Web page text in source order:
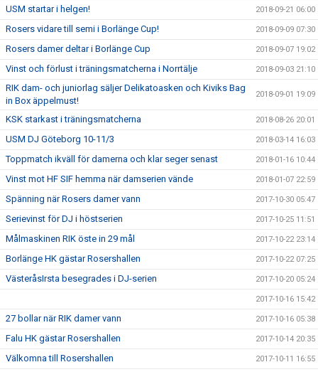
USM startar i helgen! 2018-09-21 06:00
Rosers vidare till semi i Borlänge Cup! 2018-09-09 07:30
Rosers damer deltar i Borlänge Cup 2018-09-07 19:02
Vinst och förlust i träningsmatcherna i Norrtälje 2018-09-03 21:10
RIK dam- och juniorlag säljer Delikatoasken och Kiviks Bag
in Box äppelmust!
2018-09-01 19:09
KSK starkast i träningsmatcherna 2018-08-26 20:01
USM DJ Göteborg 10-11/3 2018-03-14 16:03
Toppmatch ikväll för damerna och klar seger senast 2018-01-16 10:44
Vinst mot HF SIF hemma när damserien vände 2018-01-07 22:59
Spänning när Rosers damer vann 2017-10-30 05:47
Serievinst för DJ i höstserien 2017-10-25 11:51
Målmaskinen RIK öste in 29 mål 2017-10-22 23:14
Borlänge HK gästar Rosershallen 2017-10-22 07:25
VästeråsIrsta besegrades i DJ-serien 2017-10-20 05:24
2017-10-16 15:42
27 bollar när RIK damer vann 2017-10-16 05:38
Falu HK gästar Rosershallen 2017-10-14 20:35
Välkomna till Rosershallen 2017-10-11 16:55